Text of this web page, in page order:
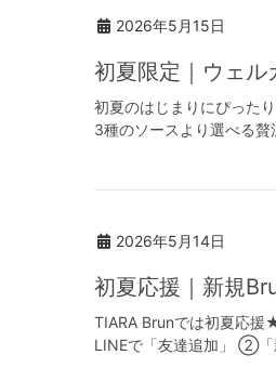
2026年5月15日
初夏限定｜ウェ
初夏のはじまりにぴった
3種のソースより選べる
2026年5月14日
初夏応援｜新規
TIARA Brunでは初夏応
LINEで「友達追加」 ②